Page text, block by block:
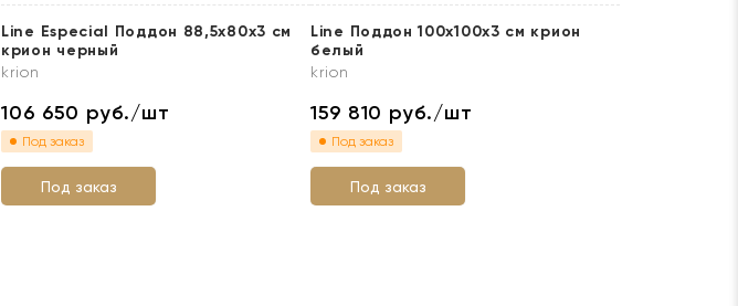
Line Especial Поддон 88,5х80х3 см
крион черный
krion
106 650 руб./шт
Под заказ
Под заказ
Line Поддон 100x100х3 см крион
белый
krion
159 810 руб./шт
Под заказ
Под заказ